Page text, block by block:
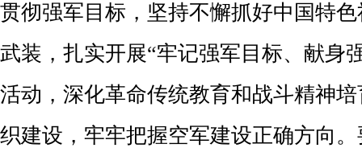
贯彻强军目标，坚持不懈抓好中国特
武装，扎实开展“牢记强军目标、献身
活动，深化革命传统教育和战斗精神
织建设，牢牢把握空军建设正确方向